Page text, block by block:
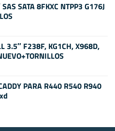
SATA 8FKXC NTPP3 G176J
3.5″ F238F, KG1CH, X968D,
PARA R440 R540 R940